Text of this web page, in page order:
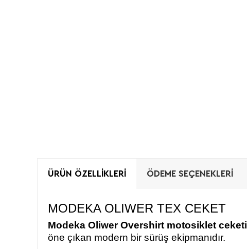
ÜRÜN ÖZELLIKLERI ÖDEME SEÇENEKLERI
MODEKA OLIWER TEX CEKET
Modeka Oliwer Overshirt motosiklet ceketi
öne çıkan modern bir sürüş ekipmanıdır.